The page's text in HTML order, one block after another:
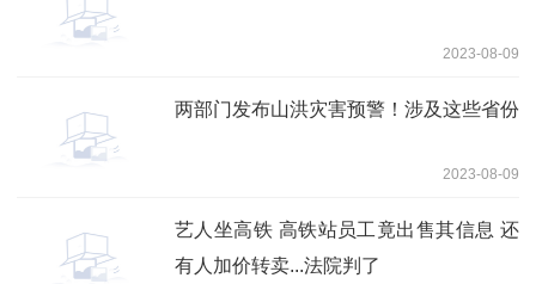
2023-08-09
两部门发布山洪灾害预警！涉及这些省份
2023-08-09
艺人坐高铁 高铁站员工竟出售其信息 还
有人加价转卖...法院判了